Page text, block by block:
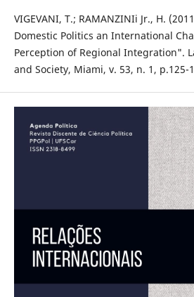
VIGEVANI, T.; RAMANZINIi Jr., H.
Domestic Politics an International
Perception of Regional Integration".
and Society, Miami, v. 53, n. 1, p.125-